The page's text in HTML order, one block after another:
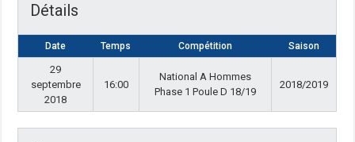
Détails
Date Temps Compétition Saison
29
septembre
2018
16:00
National A Hommes
Phase 1 Poule D 18/19
2018/2019